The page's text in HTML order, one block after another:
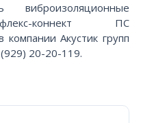
виброизоляционные
коннект ПС
Акустик групп
20-20-119.